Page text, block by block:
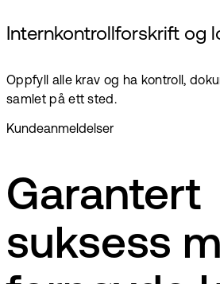
Internkontrollforskrift og
Oppfyll alle krav og ha kontroll,
samlet på ett sted.
Kundeanmeldelser
Garantert
suksess